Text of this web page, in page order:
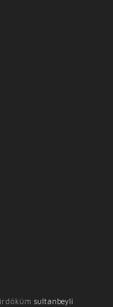
sultanbeyli